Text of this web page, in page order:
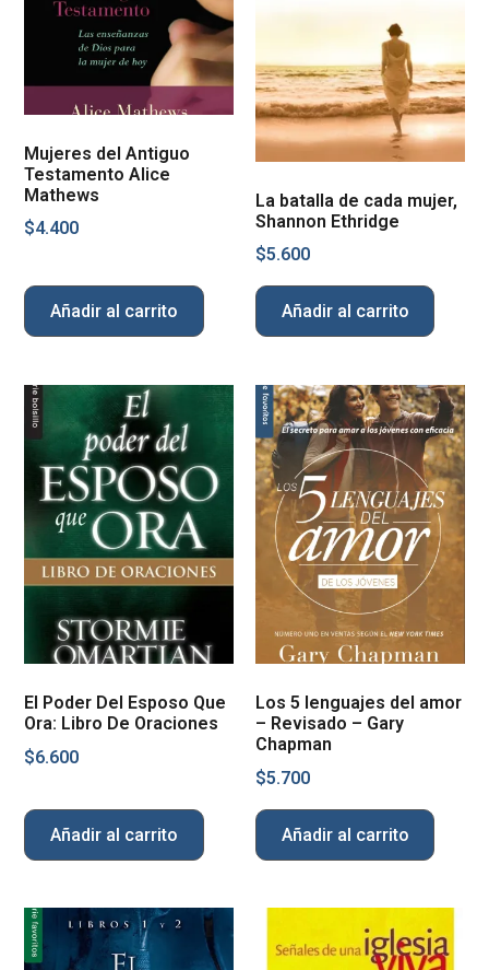
Mujeres del Antiguo
Testamento Alice
Mathews
$4.400
Añadir al carrito
La batalla de cada mujer,
Shannon Ethridge
$5.600
Añadir al carrito
El Poder Del Esposo Que
Ora: Libro De Oraciones
$6.600
Añadir al carrito
Los 5 lenguajes del amor
– Revisado – Gary
Chapman
$5.700
Añadir al carrito